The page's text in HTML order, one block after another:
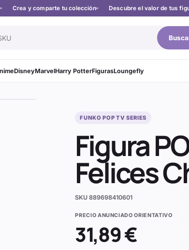
Crea y comparte tu colección Descubre el valor de tus
DisneyMarvelHarry PotterFigurasLoungefly
FUNKO POP TV SERIES
Figura
Felices
SKU889698410601
PRECIO ANUNCIADO ORIENTATIVO
31,89 €